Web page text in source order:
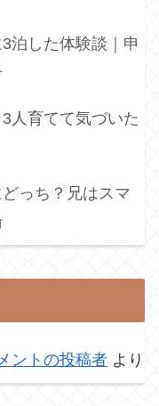
泊した体験談｜申
人育てて気づいた
っち？兄はスマ
ントの投稿者 より